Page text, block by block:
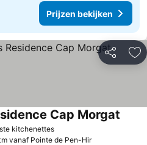
Prijzen bekijken
Delen
kitchenettes
Cap Morgat
vanaf Pointe de Pen-Hir